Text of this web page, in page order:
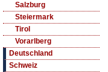
Salzburg
Steiermark
Tirol
Vorarlberg
Deutschland
Schweiz